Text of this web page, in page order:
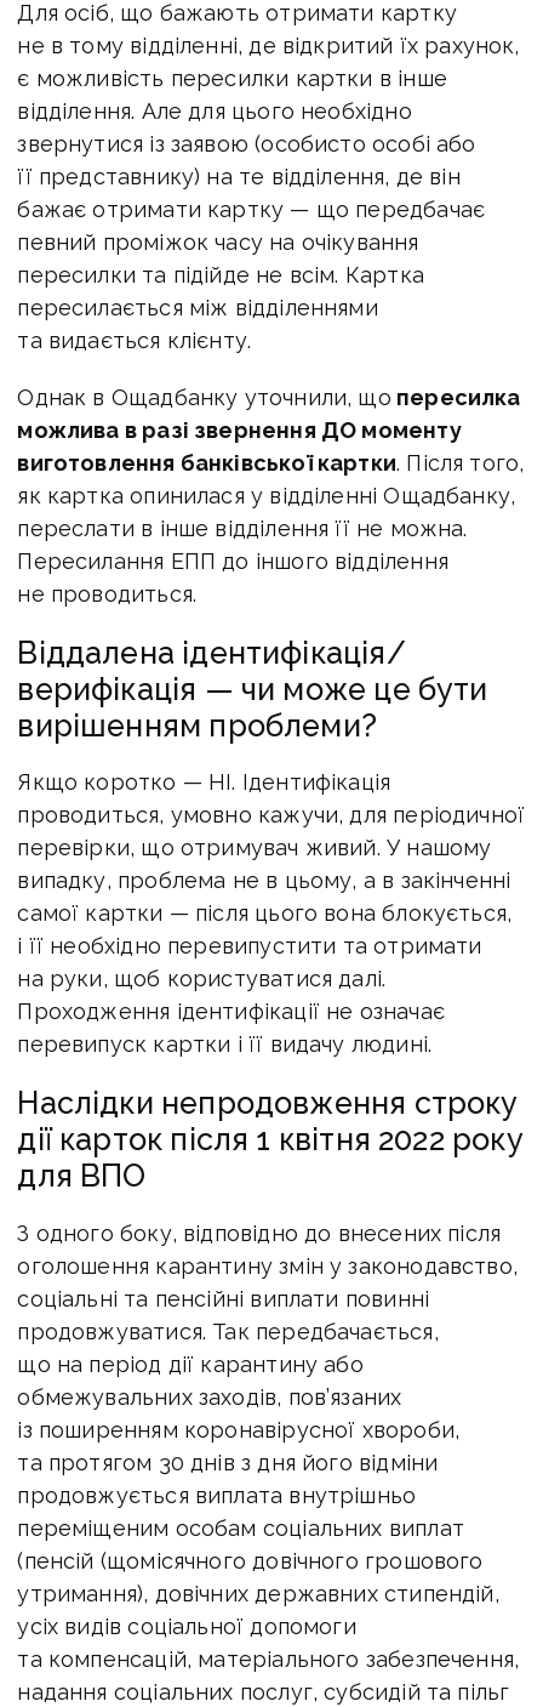
Для осіб, що бажають отримати картку
не в тому відділенні, де відкритий їх рахунок,
є можливість пересилки картки в інше
відділення. Але для цього необхідно
звернутися із заявою (особисто особі або
її представнику) на те відділення, де він
бажає отримати картку — що передбачає
певний проміжок часу на очікування
пересилки та підійде не всім. Картка
пересилається між відділеннями
та видається клієнту.
Однак в Ощадбанку уточнили, що пересилка
можлива в разі звернення ДО моменту
виготовлення банківської картки. Після того,
як картка опинилася у відділенні Ощадбанку,
переслати в інше відділення її не можна.
Пересилання ЕПП до іншого відділення
не проводиться.
Віддалена ідентифікація/
верифікація — чи може це бути
вирішенням проблеми?
Якщо коротко — НІ. Ідентифікація
проводиться, умовно кажучи, для періодичної
перевірки, що отримувач живий. У нашому
випадку, проблема не в цьому, а в закінченні
самої картки — після цього вона блокується,
і її необхідно перевипустити та отримати
на руки, щоб користуватися далі.
Проходження ідентифікації не означає
перевипуск картки і її видачу людині.
Наслідки непродовження строку
дії карток після 1 квітня 2022 року
для ВПО
З одного боку, відповідно до внесених після
оголошення карантину змін у законодавство,
соціальні та пенсійні виплати повинні
продовжуватися. Так передбачається,
що на період дії карантину або
обмежувальних заходів, пов’язаних
із поширенням коронавірусної хвороби,
та протягом 30 днів з дня його відміни
продовжується виплата внутрішньо
переміщеним особам соціальних виплат
(пенсій (щомісячного довічного грошового
утримання), довічних державних стипендій,
усіх видів соціальної допомоги
та компенсацій, матеріального забезпечення,
надання соціальних послуг, субсидій та пільг